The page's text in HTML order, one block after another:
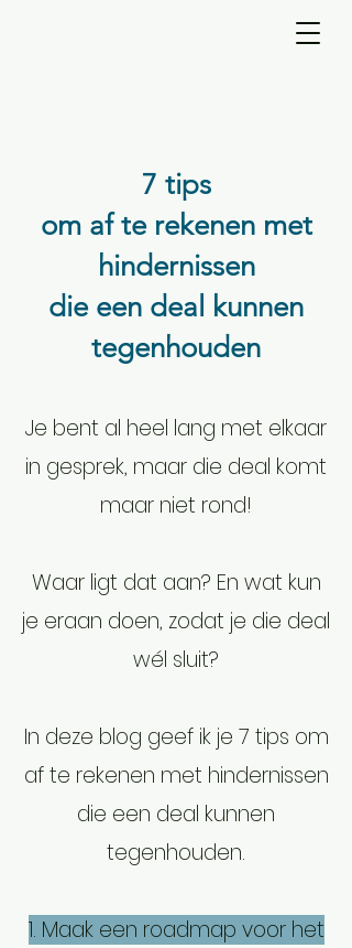
Je bent al heel lang met elkaar
in gesprek, maar die deal komt
maar niet rond!
Waar ligt dat aan? En wat kun
je eraan doen, zodat je die deal
wél sluit?
In deze blog geef ik je 7 tips om
af te rekenen met hindernissen
die een deal kunnen
tegenhouden.
1. Maak een roadmap voor het
7 tips
om af te rekenen met
hindernissen
die een deal kunnen
tegenhouden